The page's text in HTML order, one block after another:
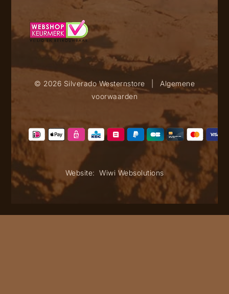
© 2026 Silverado Westernstore
Algemene
voorwaarden
Website: Wiwi Websolutions